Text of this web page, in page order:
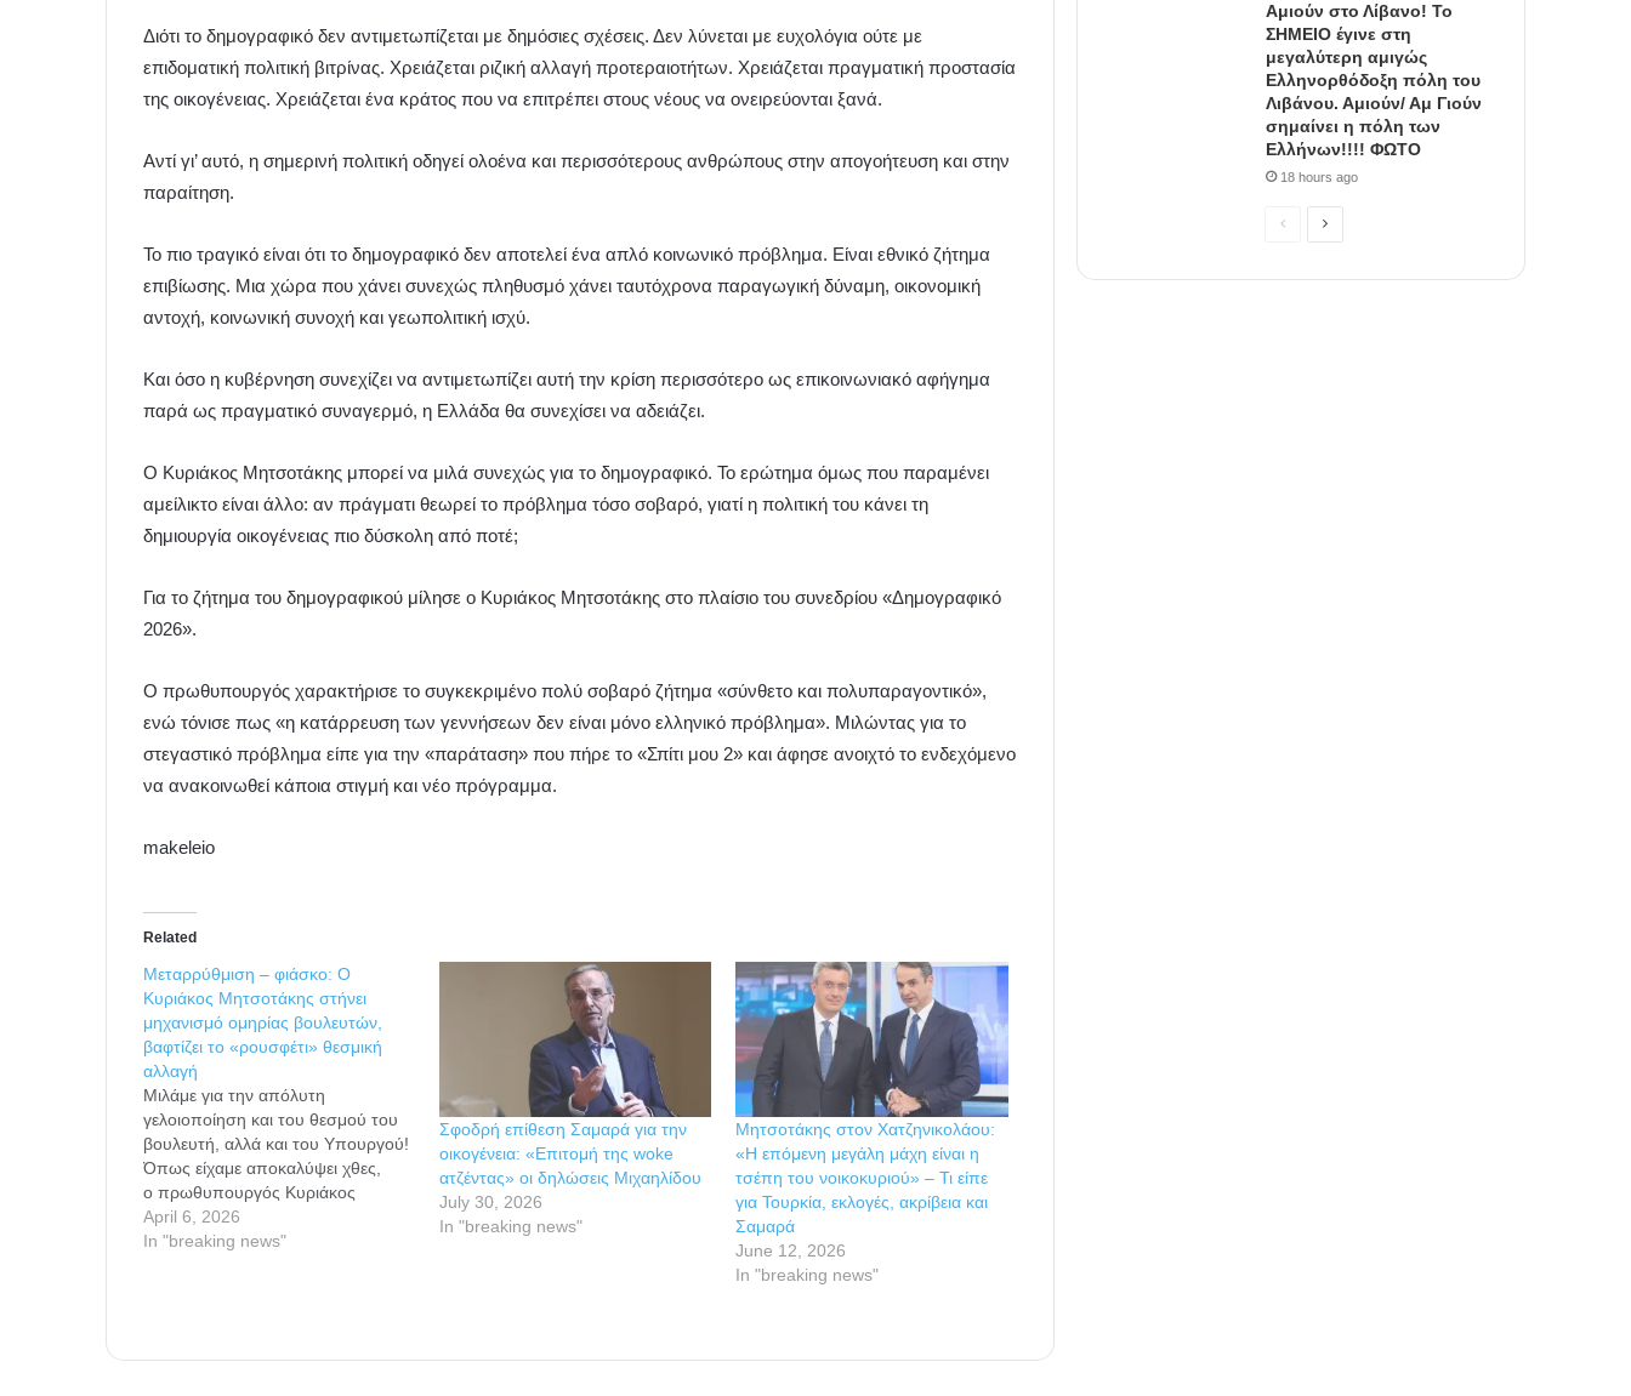
Διότι το δημογραφικό δεν αντιμετωπίζεται με δημόσιες σχέσεις. Δεν λύνεται με ευχολόγια ούτε με
επιδοματική πολιτική βιτρίνας. Χρειάζεται ριζική αλλαγή προτεραιοτήτων. Χρειάζεται πραγματική προστασία
της οικογένειας. Χρειάζεται ένα κράτος που να επιτρέπει στους νέους να ονειρεύονται ξανά.
Αντί γι’ αυτό, η σημερινή πολιτική οδηγεί ολοένα και περισσότερους ανθρώπους στην απογοήτευση και στην
παραίτηση.
Το πιο τραγικό είναι ότι το δημογραφικό δεν αποτελεί ένα απλό κοινωνικό πρόβλημα. Είναι εθνικό ζήτημα
επιβίωσης. Μια χώρα που χάνει συνεχώς πληθυσμό χάνει ταυτόχρονα παραγωγική δύναμη, οικονομική
αντοχή, κοινωνική συνοχή και γεωπολιτική ισχύ.
Και όσο η κυβέρνηση συνεχίζει να αντιμετωπίζει αυτή την κρίση περισσότερο ως επικοινωνιακό αφήγημα
παρά ως πραγματικό συναγερμό, η Ελλάδα θα συνεχίσει να αδειάζει.
Ο Κυριάκος Μητσοτάκης μπορεί να μιλά συνεχώς για το δημογραφικό. Το ερώτημα όμως που παραμένει
αμείλικτο είναι άλλο: αν πράγματι θεωρεί το πρόβλημα τόσο σοβαρό, γιατί η πολιτική του κάνει τη
δημιουργία οικογένειας πιο δύσκολη από ποτέ;
Για το ζήτημα του δημογραφικού μίλησε ο Κυριάκος Μητσοτάκης στο πλαίσιο του συνεδρίου «Δημογραφικό
2026».
Ο πρωθυπουργός χαρακτήρισε το συγκεκριμένο πολύ σοβαρό ζήτημα «σύνθετο και πολυπαραγοντικό»,
ενώ τόνισε πως «η κατάρρευση των γεννήσεων δεν είναι μόνο ελληνικό πρόβλημα». Μιλώντας για το
στεγαστικό πρόβλημα είπε για την «παράταση» που πήρε το «Σπίτι μου 2» και άφησε ανοιχτό το ενδεχόμενο
να ανακοινωθεί κάποια στιγμή και νέο πρόγραμμα.
makeleio
Related
Μεταρρύθμιση – φιάσκο: Ο
Κυριάκος Μητσοτάκης στήνει
μηχανισμό ομηρίας βουλευτών,
βαφτίζει το «ρουσφέτι» θεσμική
αλλαγή
Μιλάμε για την απόλυτη
γελοιοποίηση και του θεσμού του
βουλευτή, αλλά και του Υπουργού!
Όπως είχαμε αποκαλύψει χθες,
ο πρωθυπουργός Κυριάκος
Μητσοτάκης, αναζητούσε κάθε
τρόπο για να καλμάρει
αφορμή το σκάνδαλο του
April 6, 2026
In "breaking news"
Σφοδρή επίθεση Σαμαρά για την
οικογένεια: «Επιτομή της woke
ατζέντας» οι δηλώσεις Μιχαηλίδου
July 30, 2026
In "breaking news"
Μητσοτάκης στον Χατζηνικολάου:
«Η επόμενη μεγάλη μάχη είναι η
τσέπη του νοικοκυριού» – Τι είπε
για Τουρκία, εκλογές, ακρίβεια και
Σαμαρά
June 12, 2026
In "breaking news"
Αμιούν στο Λίβανο! Το
ΣΗΜΕΙΟ έγινε στη
μεγαλύτερη αμιγώς
Ελληνορθόδοξη πόλη του
Λιβάνου. Αμιούν/ Αμ Γιούν
σημαίνει η πόλη των
Ελλήνων!!!! ΦΩΤΟ
18 hours ago
PreviousNext